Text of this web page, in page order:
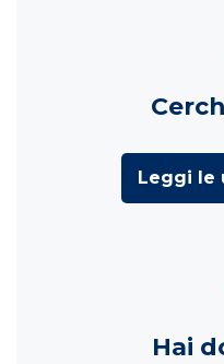
Leggi le
Hai